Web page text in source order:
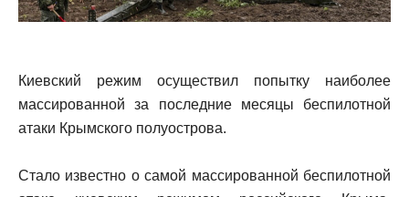
Киевский режим осуществил попытку наиболее
массированной за последние месяцы беспилотной
атаки Крымского полуострова.
Стало известно о самой массированной беспилотной